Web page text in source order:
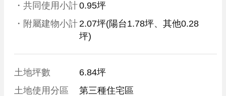
・共同使用小計0.95坪
・附屬建物小計 2.07坪(陽台1.78坪、其他0.28
坪)
土地坪數
6.84坪
土地使用分區
第三種住宅區